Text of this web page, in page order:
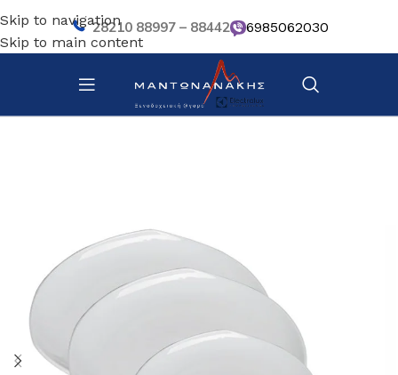
Skip to navigation
Skip to main content
28210 88997 – 88442 6985062030
Αρχική σελίδα/ Επιτραπέζια Είδη/ Πιάτα